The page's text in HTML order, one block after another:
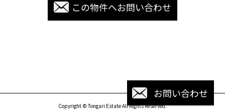
この物件へお問い合わせ
お問い合わせ
Copyright © Tongari Estate All Rights Reserved.